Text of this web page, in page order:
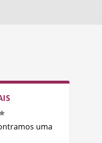
uma